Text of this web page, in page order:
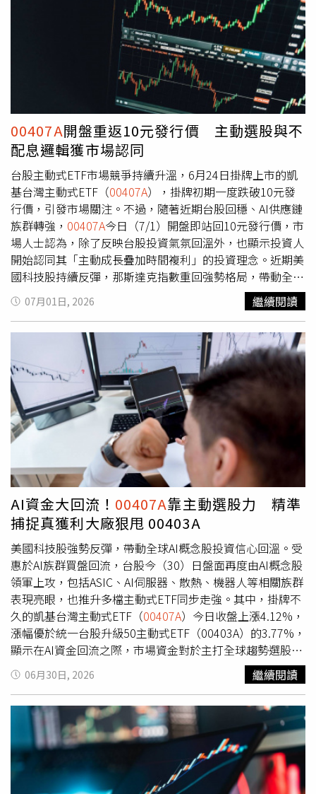
(6127)、頎邦(6147)股價收漲。金融股則是漲跌互異，第一
金(2892)成交量領先，股價收漲在33.20元、漲0.45元、漲
幅1.37%。永豐金(2890)收在40元、漲0.10元、漲幅
0.25%。兆豐金(2886)收在46.15元、漲0.05元、漲幅
0.11%。台新新光金(2887) 股價收在33.35元、漲0.10元、
漲幅0.30%。ETF部分，主動統一升級50(00403A)、主動統
一台股增長(00981A)、元大台灣50正2(00631L)、主動凱基
台灣( 00407A)、凱基台灣TOP50(009816)、主動復華未來
50(00991A)、主動富邦台灣龍耀(00405A)等收漲。
00407A開盤重返10元發行價 主動選股與不
配息邏輯獲市場認同
台股主動式ETF市場競爭持續升溫，6月24日掛牌上市的凱
基台灣主動式ETF（00407A），掛牌初期一度跌破10元發
行價，引發市場關注。不過，隨著近期台股回穩、AI供應鏈
族群轉強， 00407A今日（7/1）開盤即站回10元發行價，市
場人士認為，除了反映台股投資氣氛回溫外，也顯示投資人
開始認同其「主動成長疊加時間複利」的投資理念。近期美
國科技股持續反彈，那斯達克指數重回強勢格局，帶動全球
AI概念股投資信心回升。台股方面，包括AI伺服器、網通、
散熱、先進封裝等供應鏈族群輪番表態，成為盤面資金聚焦
重心。觀察00407A持股，核心布局涵蓋台積電、聯發科、
台達電、智邦、欣興、南電、奇鋐、旺矽等多檔AI供應鏈個
股，近期在AI族群回神下，相關持股表現亦受到市場關注。
市場人士分析，過去台灣投資人偏好高股息商品，但隨著投
資觀念逐漸成熟，愈來愈多投資人開始重視「總報酬」與長
期資產累積效果，而不再僅以配息多寡作為投資依據。
00407A採取不配息設計，將股息與收益持續留在基金中再
投入，希望透過持續累積基金淨值，追求長期複利效果。再
加上主動選股機制，可依市場趨勢與產業變化進行持股調
整，形成「主動成長＋時間複利」的投資模式。法人指出，
新基金掛牌初期因籌碼、市場情緒及短期資金進出影響，價
格波動屬正常現象。相較於短線價格表現，更值得觀察的是
產品背後的投資邏輯是否獲得市場認同。從
返發行價來看，除了反映市場資金重新回流成長型資產外，
也顯示部分投資人已開始接受不配息、著重長期資產累積的
投資思維。隨著台股主動式ETF市場競爭日益激烈，市場人
士認為，未來主動式ETF之間比拚的，將不只是短期績效，
更是投資方法、選股邏輯以及能否持續掌握未來產業趨勢的
能力。※免責聲明：文中所提之個股、基金內容僅供參考，
並非投資建議，投資人應獨立判斷，審慎評估風險，自負盈
虧。
07月01日, 2026 繼續閱讀
AI資金大回流！ 00407A靠主動選股力 精準
捕捉真獲利大廠狠甩 00403A
美國科技股強勢反彈，帶動全球AI概念股投資信心回溫。受
惠於AI族群買盤回流，台股今（30）日盤面再度由AI概念股
領軍上攻，包括ASIC、AI伺服器、散熱、機器人等相關族群
表現亮眼，也推升多檔主動式ETF同步走強。其中，掛牌不
久的凱基台灣主動式ETF（00407A）今日收盤上漲4.12%，
漲幅優於統一台股升級50主動式ETF（00403A）的3.77%，
顯示在AI資金回流之際，市場資金對於主打全球趨勢選股、
聚焦未來成長機會的投資策略，給予正面回應。市場人士分
析，隨著AI題材發展進入第三年，市場投資邏輯已逐漸從
「有AI就漲」，轉向更重視企業在供應鏈中的位置、訂單能
見度以及獲利品質。換言之，AI投資不再只是追逐熱門題
材，而是開始比拚誰能真正掌握下一波成長贏家。近期美國
那斯達克指數單日大漲2.07%，反映市場資金再度回流科技
成長股。不過法人認為，在AI熱潮持續發酵下，未來並非所
有AI概念股都能同步受惠，真正具備技術門檻、產業競爭力
06月30日, 2026 繼續閱讀